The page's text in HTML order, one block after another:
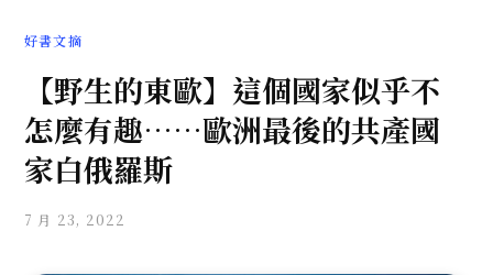
好書文摘
【野生的東歐】這個國家似乎不
怎麼有趣……歐洲最後的共產國
家白俄羅斯
7 月 23, 2022